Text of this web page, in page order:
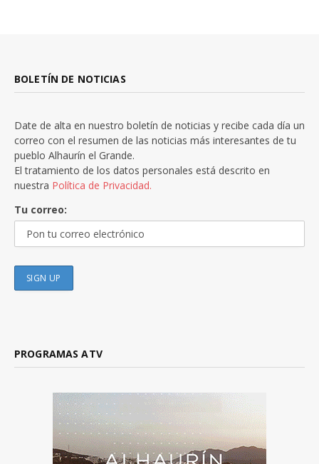
BOLETÍN DE NOTICIAS
Date de alta en nuestro boletín de noticias y recibe cada día un
correo con el resumen de las noticias más interesantes de tu
pueblo Alhaurín el Grande.
El tratamiento de los datos personales está descrito en
nuestra Política de Privacidad.
Tu correo:
PROGRAMAS ATV